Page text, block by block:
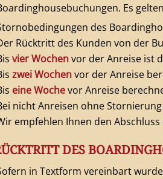
Es
des
Rücktritt des Kunden von der
vier Wochenvor der Anreise ist
zwei Wochenvor der Anreise
eine Wochevor Anreise
nicht Anreisen ohne
empfehlen Ihnen den
DES
in Textform vereinbart